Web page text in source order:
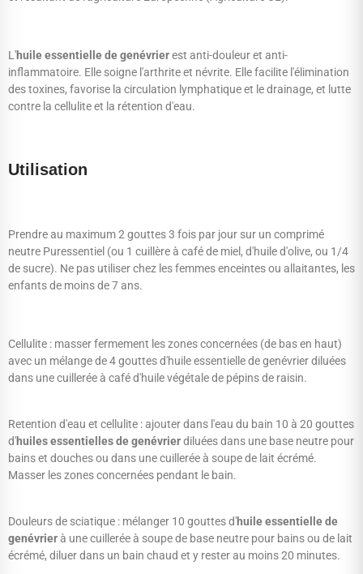
L'huile essentielle de genévrierest anti-douleur et anti-
inflammatoire. Elle soigne l'arthrite et névrite. Elle facilite l'élimination
des toxines, favorise la circulation lymphatique et le drainage, et lutte
contre la cellulite et la rétention d'eau.
Utilisation
Prendre au maximum 2 gouttes 3 fois par jour sur un comprimé
neutre Puressentiel (ou 1 cuillère à café de miel, d'huile d'olive, ou 1/4
de sucre). Ne pas utiliser chez les femmes enceintes ou allaitantes, les
enfants de moins de 7 ans.
Cellulite : masser fermement les zones concernées (de bas en haut)
avec un mélange de 4 gouttes d'huile essentielle de genévrier diluées
dans une cuillerée à café d'huile végétale de pépins de raisin.
Retention d'eau et cellulite : ajouter dans l'eau du bain 10 à 20 gouttes
d'huiles essentielles de genévrierdiluées dans une base neutre pour
bains et douches ou dans une cuillerée à soupe de lait écrémé.
Masser les zones concernées pendant le bain.
Douleurs de sciatique : mélanger 10 gouttes d'huile essentielle de
genévrierà une cuillerée à soupe de base neutre pour bains ou de lait
écrémé, diluer dans un bain chaud et y rester au moins 20 minutes.